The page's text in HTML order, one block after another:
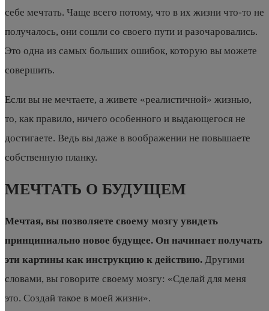
себе мечтать. Чаще всего потому, что в их жизни что-то не
получалось, они сошли со своего пути и разочаровались.
Это одна из самых больших ошибок, которую вы можете
совершить.
Если вы не мечтаете, а живете «реалистичной» жизнью,
то, как правило, ничего особенного и выдающегося не
достигаете. Ведь вы даже в воображении не повышаете
собственную планку.
МЕЧТАТЬ О БУДУЩЕМ
Мечтая, вы позволяете своему мозгу увидеть
принципиально новое будущее. Он начинает получать
эти картины как инструкцию к действию. Другими
словами, вы говорите своему мозгу: «Сделай для меня
это. Создай такое в моей жизни».